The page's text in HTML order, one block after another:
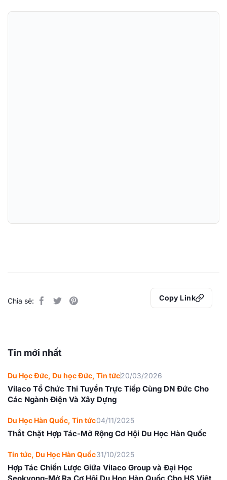
Chia sẻ: Copy Link
Tin mới nhất
Du Học Đức, Du học Đức, Tin tức20/03/2026
Vilaco Tổ Chức Thi Tuyển Trực Tiếp Cùng DN Đức Cho
Các Ngành Điện Và Xây Dựng
Du Học Hàn Quốc, Tin tức04/11/2025
Thắt Chặt Hợp Tác-Mở Rộng Cơ Hội Du Học Hàn Quốc
Tin tức, Du Học Hàn Quốc31/10/2025
Hợp Tác Chiến Lược Giữa Vilaco Group và Đại Học